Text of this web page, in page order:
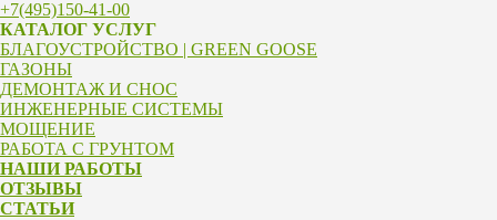
+7(495)150-41-00
КАТАЛОГ УСЛУГ
БЛАГОУСТРОЙСТВО | GREEN GOOSE
ГАЗОНЫ
ДЕМОНТАЖ И СНОС
ИНЖЕНЕРНЫЕ СИСТЕМЫ
МОЩЕНИЕ
РАБОТА С ГРУНТОМ
НАШИ РАБОТЫ
ОТЗЫВЫ
СТАТЬИ